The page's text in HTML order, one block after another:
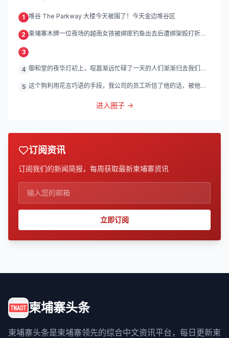
1 堆谷 The Parkway 大楼今天被围了！今天金边堆谷区
2 柬埔寨木牌一位夜场的越南女孩被绑匪钓鱼出去后遭绑架殴打折
3
4 御和堂的夜华灯初上，喧嚣渐远忙碌了一天的人们渐渐归去我们的
5 这个狗利用花言巧语的手段，我公司的员工听信了他的话，被他带
进入圈子 →
订阅资讯
订阅我们的新闻简报，每周获取最新柬埔寨资讯
立即订阅
柬埔寨头条
柬埔寨头条是柬埔寨领先的综合中文资讯平台，每日更新柬